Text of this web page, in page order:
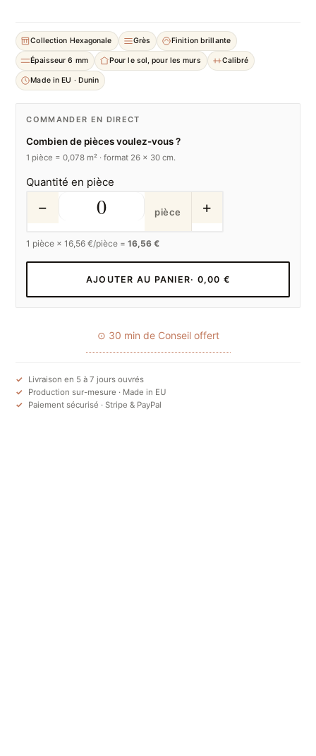
Collection Hexagonale Grès Finition brillante
Épaisseur 6 mm Pour le sol, pour les murs Calibré
Made in EU · Dunin
COMMANDER EN DIRECT
Combien de pièces voulez-vous ?
1 pièce = 0,078 m² · format 26 × 30 cm.
Quantité en pièce
− pièce +
1 pièce ×16,56 €/pièce =16,56 €
AJOUTER AU PANIER· 0,00 €
⊙ 30 min de Conseil offert
Livraison en 5 à 7 jours ouvrés
Production sur-mesure · Made in EU
Paiement sécurisé · Stripe & PayPal